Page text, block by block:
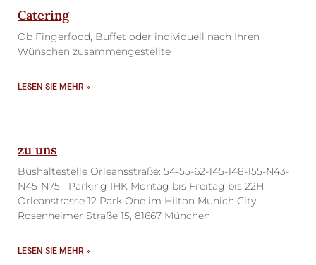
Catering
Ob Fingerfood, Buffet oder individuell nach Ihren
Wünschen zusammengestellte
LESEN SIE MEHR »
zu uns
Bushaltestelle Orleansstraße: 54-55-62-145-148-155-N43-
N45-N75 Parking IHK Montag bis Freitag bis 22H
Orleanstrasse 12 Park One im Hilton Munich City
Rosenheimer Straße 15, 81667 München
LESEN SIE MEHR »